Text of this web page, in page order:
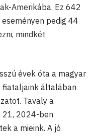
Amerikába. Ez 642
pedig 44
mindkét
évek óta a magyar
fiataljaink általában
Tavaly a
21, 2024-ben
a mieink. A jó